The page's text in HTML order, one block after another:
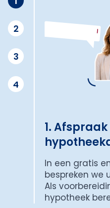
2
3
4
1.
In een gratis
bespreken we
Als
hypotheek